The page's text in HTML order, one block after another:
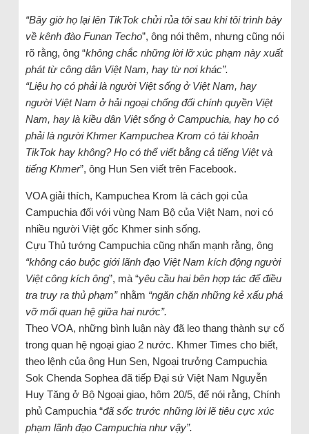
“Bây giờ họ lại lên TikTok chửi rủa tôi sau khi tôi trình bày
về kênh đào Funan Techo”, ông nói thêm, nhưng cũng nói
rõ rằng, ông “không chắc những lời lỡ xúc phạm này xuất
phát từ công dân Việt Nam, hay từ nơi khác”.
“Liệu họ có phải là người Việt sống ở Việt Nam, hay
người Việt Nam ở hải ngoại chống đối chính quyền Việt
Nam, hay là kiều dân Việt sống ở Campuchia, hay họ có
phải là người Khmer Kampuchea Krom có tài khoản
TikTok hay không? Họ có thể viết bằng cả tiếng Việt và
tiếng Khmer”, ông Hun Sen viết trên Facebook.
VOA giải thích, Kampuchea Krom là cách gọi của
Campuchia đối với vùng Nam Bộ của Việt Nam, nơi có
nhiều người Việt gốc Khmer sinh sống.
Cựu Thủ tướng Campuchia cũng nhấn mạnh rằng, ông
“không cáo buộc giới lãnh đạo Việt Nam kích động người
Việt công kích ông”, mà “yêu cầu hai bên hợp tác để điều
tra truy ra thủ phạm”nhằm “ngăn chặn những kẻ xấu phá
vỡ mối quan hệ giữa hai nước”.
Theo VOA, những bình luận này đã leo thang thành sự cố
trong quan hệ ngoại giao 2 nước. Khmer Times cho biết,
theo lệnh của ông Hun Sen, Ngoại trưởng Campuchia
Sok Chenda Sophea đã tiếp Đại sứ Việt Nam Nguyễn
Huy Tăng ở Bộ Ngoại giao, hôm 20/5, để nói rằng, Chính
phủ Campuchia “đã sốc trước những lời lẽ tiêu cực xúc
phạm lãnh đạo Campuchia như vậy”.